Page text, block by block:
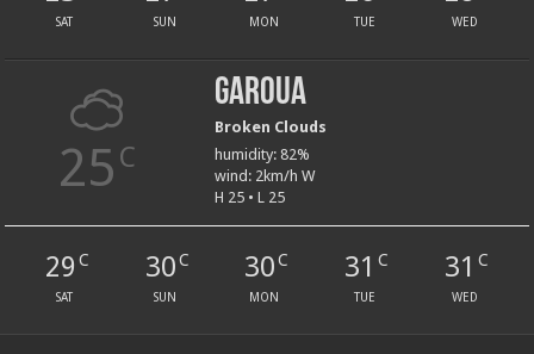
SAT SUN MON TUE WED
25 C
Garoua
Broken Clouds
humidity: 82%
wind: 2km/h W
H 25 • L 25
29 C
SAT
30C
SUN
30 C
MON
31 C
TUE
31 C
WED